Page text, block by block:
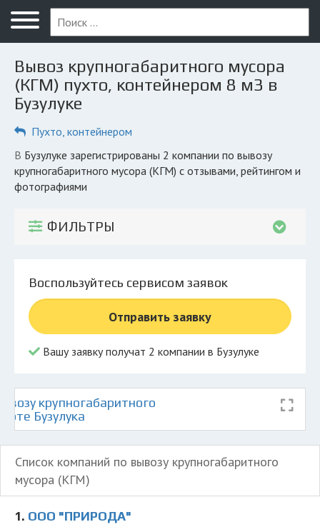
Меню
Главная
Вопрос юристу
Бузулук
ПОЛЬЗОВАТЕЛЯМ
Компании
Экоблог
Личный кабинет
Вывоз крупногабаритного мусора
(КГМ) пухто, контейнером 8 м3 в
Бузулуке
Пухто, контейнером
в Бузулуке зарегистрированы 2 компании по вывозу
крупногабаритного мусора (КГМ) с отзывами, рейтингом и
фотографиями
ФИЛЬТРЫ
Воспользуйтесь сервисом заявок
Отправить заявку
Вашу заявку получат 2 компании в Бузулуке
крупногабаритного
Бузулука
Список компаний по вывозу крупногабаритного
мусора (КГМ)
1. ООО "ПРИРОДА"